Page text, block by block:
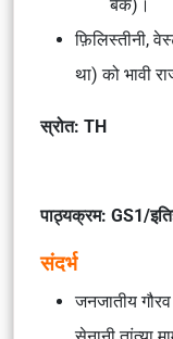
बैंक)।
फ़िलिस्तीनी,
था) को भावी
स्रोत: TH
पाठ्यक्रम: GS1/
संदर्भ
जनजातीय